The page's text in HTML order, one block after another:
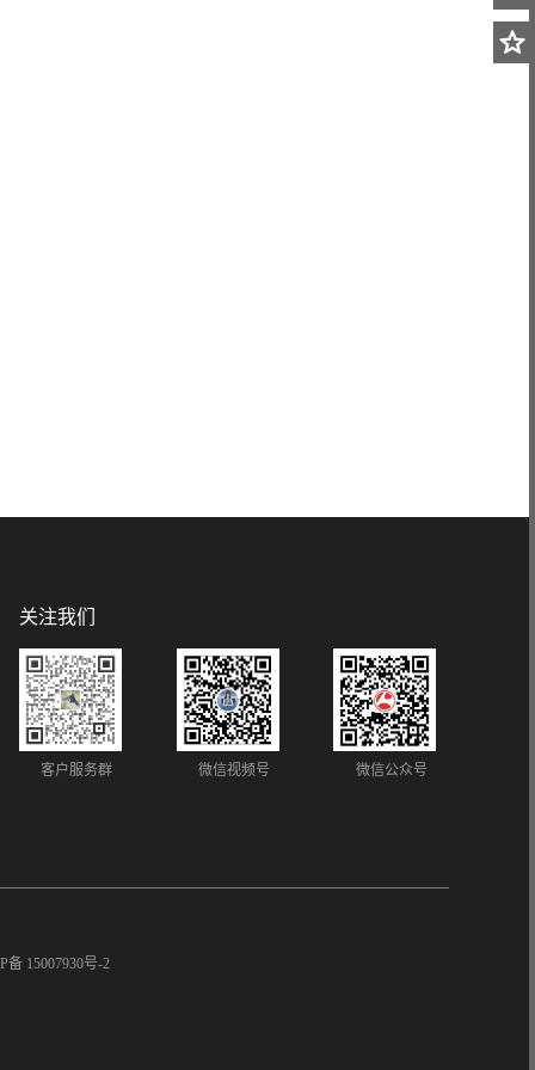
关注我们
客户服务群 微信视频号 微信公众号
备 15007930号-2